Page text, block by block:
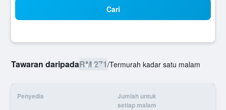
Cari
Tawaran daripadaRM 271/Termurah kadar satu malam
Penyedia
Jumlah untuk
setiap malam